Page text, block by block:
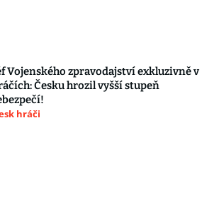
Vojenského zpravodajství exkluzivně v
Česku hrozil vyšší stupeň
hráči